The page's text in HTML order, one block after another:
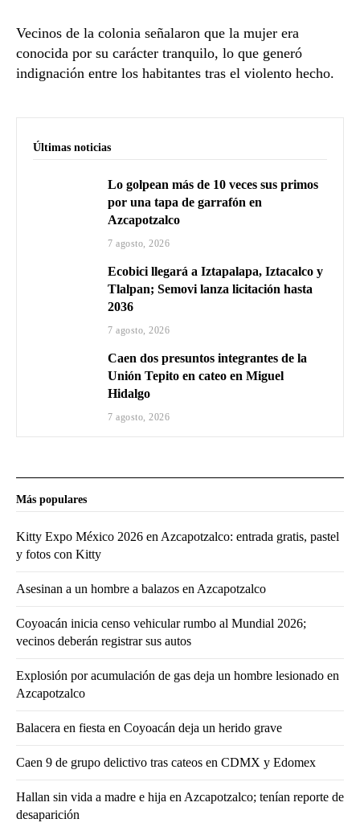
Vecinos de la colonia señalaron que la mujer era
conocida por su carácter tranquilo, lo que generó
indignación entre los habitantes tras el violento hecho.
Últimas noticias
Lo golpean más de 10 veces sus primos
por una tapa de garrafón en
Azcapotzalco
7 agosto, 2026
Ecobici llegará a Iztapalapa, Iztacalco y
Tlalpan; Semovi lanza licitación hasta
2036
7 agosto, 2026
Caen dos presuntos integrantes de la
Unión Tepito en cateo en Miguel
Hidalgo
7 agosto, 2026
Más populares
Kitty Expo México 2026 en Azcapotzalco: entrada gratis, pastel
y fotos con Kitty
Asesinan a un hombre a balazos en Azcapotzalco
Coyoacán inicia censo vehicular rumbo al Mundial 2026;
vecinos deberán registrar sus autos
Explosión por acumulación de gas deja un hombre lesionado en
Azcapotzalco
Balacera en fiesta en Coyoacán deja un herido grave
Caen 9 de grupo delictivo tras cateos en CDMX y Edomex
Hallan sin vida a madre e hija en Azcapotzalco; tenían reporte de
desaparición